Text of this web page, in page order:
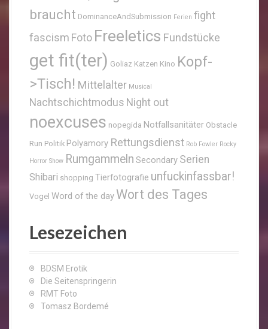
braucht DominanceAndSubmission Ferien fight
fascism Foto Freeletics Fundstücke
get fit(ter) Goliaz Katzen Kino Kopf-
>Tisch! Mittelalter Musical
Nachtschichtmodus Night out
noexcuses nopegida Notfallsanitäter Obstacle
Run Politik Polyamory Rettungsdienst Rob Fowler Rocky
Horror Show Rumgammeln Secondary Serien
Shibari shopping Tierfotografie unfuckinfassbar!
Vogel Word of the day Wort des Tages
Lesezeichen
BDSM Erotik
Die Seitenspringerin
RMT Foto
Tomasz Bordemé